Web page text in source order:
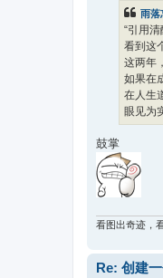
雨落
“引用
看到这
这两年
如果在
在人生
眼见为
鼓掌
看图出奇迹，
Re: 创建